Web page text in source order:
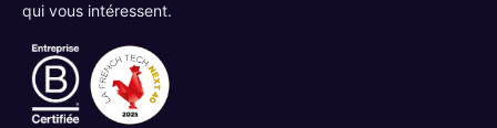
qui vous intéressent.